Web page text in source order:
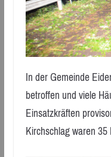
In der Gemeinde
betroffen und viele
Einsatzkräften
Kirchschlag waren